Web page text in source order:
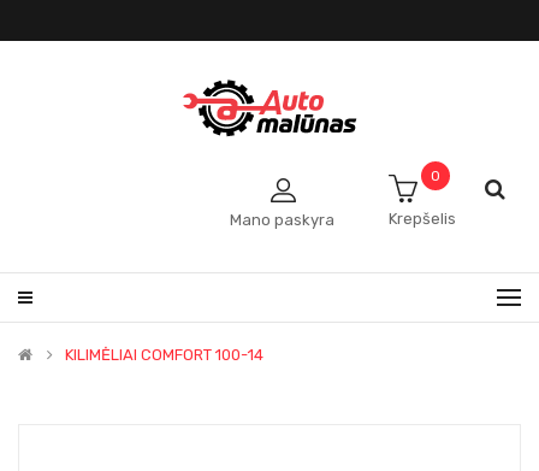
Mano paskyra Krepšelis
0
KILIMĖLIAI COMFORT 100-14